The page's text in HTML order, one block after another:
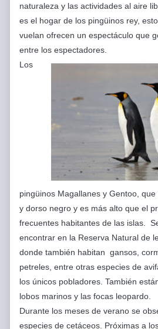
naturaleza y las actividades al aire
es el hogar de los pingüinos rey,
vuelan ofrecen un espectáculo que
entre los espectadores.
Los
pingüinos Magallanes y Gentoo,
y dorso negro y es más alto que el
frecuentes habitantes de las islas.
encontrar en la Reserva Natural de
donde también habitan gansos,
petreles, entre otras especies de
los únicos pobladores. También
lobos marinos y las focas leopardo.
Durante los meses de verano se
especies de cetáceos. Próximas a